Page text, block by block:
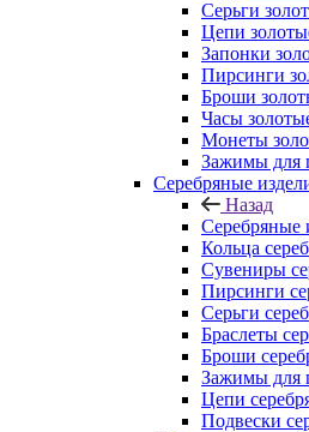
Серьги
Цепи
Запонки
Пирсинги
Броши
Часы
Монеты
Зажимы для
Серебряные
Назад
Серебряные
Кольца
Сувениры
Пирсинги
Серьги
Браслеты
Броши
Зажимы для
Цепи
Подвески